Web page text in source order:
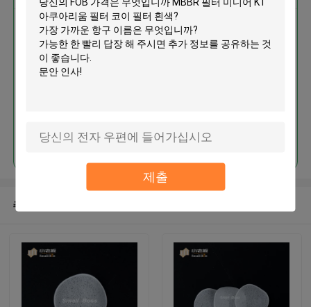
제출
MBBR 필터 미디어 K1 아쿠아리
움 필터 코이 필터 흰색
계속하다
추천된 제품